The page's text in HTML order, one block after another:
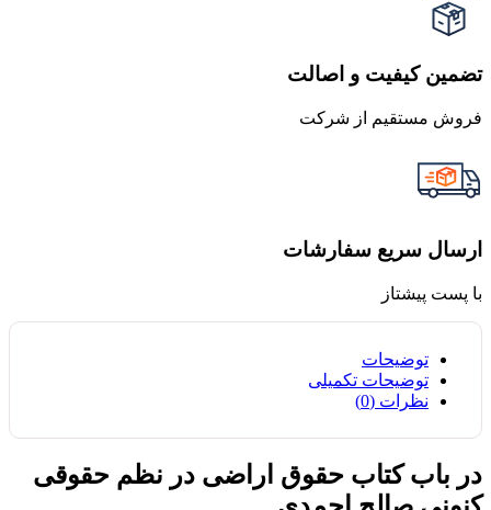
تضمین کیفیت و اصالت
فروش مستقیم از شرکت
ارسال سریع سفارشات
با پست پیشتاز
توضیحات
توضیحات تکمیلی
نظرات (0)
در باب کتاب حقوق اراضی در نظم حقوقی